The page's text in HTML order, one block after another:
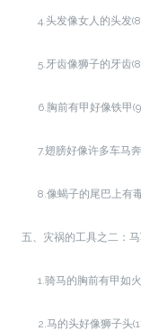
4.头发像女人的头发(8
5.牙齿像狮子的牙齿(8
6.胸前有甲好像铁甲(9
7.翅膀好像许多车马奔
8.像蝎子的尾巴上有毒
五、灾祸的工具之二：马
1.骑马的胸前有甲如火
2.马的头好像狮子头